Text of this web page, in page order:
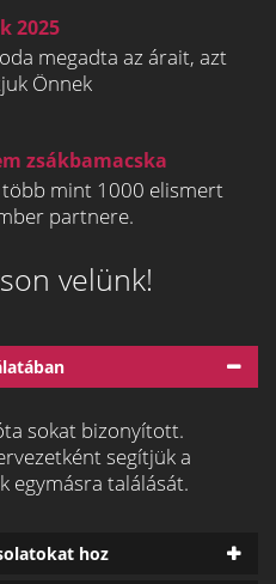
2025
megadta az árait, azt
Önnek
zsákbamacska
több mint 1000 elismert
partnere.
velünk!
sokat bizonyított.
segítjük a
egymásra találását.
hoz